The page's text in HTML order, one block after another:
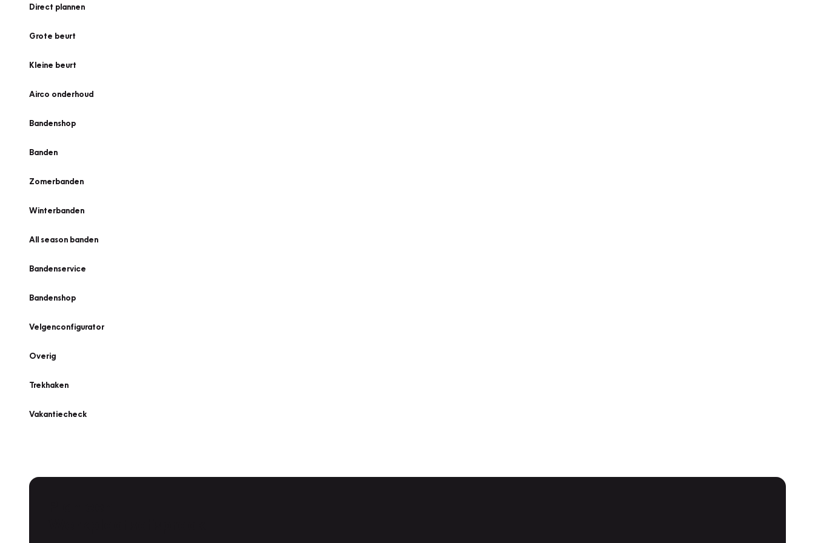
Direct plannen
Grote beurt
Kleine beurt
Airco onderhoud
Bandenshop
Banden
Zomerbanden
Winterbanden
All season banden
Bandenservice
Bandenshop
Velgenconfigurator
Overig
Trekhaken
Vakantiecheck